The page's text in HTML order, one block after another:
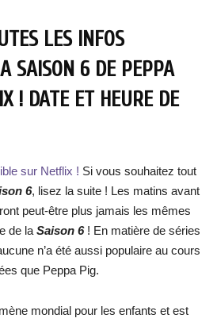
LES INFOS
SAISON 6 DE PEPPA
! DATE ET HEURE DE
sur Netflix ! Si vous souhaitez tout
6, lisez la suite ! Les matins avant
peut-être plus jamais les mêmes
de la Saison 6! En matière de séries
n’a été aussi populaire au cours
que Peppa Pig.
mondial pour les enfants et est